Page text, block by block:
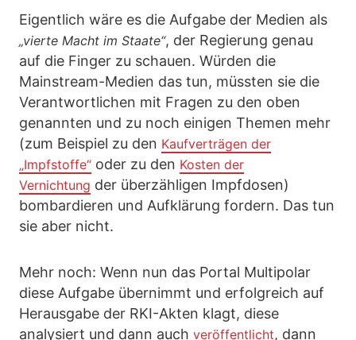
Eigentlich wäre es die Aufgabe der Medien als
„vierte Macht im Staate“, der Regierung genau
auf die Finger zu schauen. Würden die
Mainstream-Medien das tun, müssten sie die
Verantwortlichen mit Fragen zu den oben
genannten und zu noch einigen Themen mehr
(zum Beispiel zu den Kaufverträgen der
„Impfstoffe“ oder zu den Kosten der
Vernichtung der überzähligen Impfdosen)
bombardieren und Aufklärung fordern. Das tun
sie aber nicht.
Mehr noch: Wenn nun das Portal Multipolar
diese Aufgabe übernimmt und erfolgreich auf
Herausgabe der RKI-Akten klagt, diese
analysiert und dann auch veröffentlicht, dann